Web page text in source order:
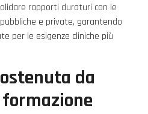
rapporti duraturi con le
e private, garantendo
per le esigenze cliniche più
da